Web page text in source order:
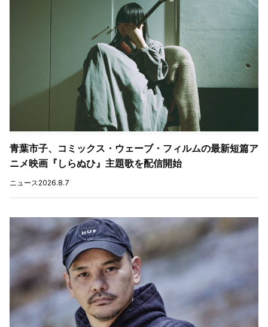
青葉市子、コミックス・ウェーブ・フィルムの最新短篇ア
ニメ映画『しらぬひ』主題歌を配信開始
ニュース2026.8.7